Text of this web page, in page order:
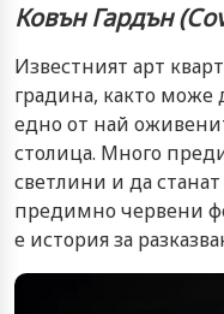
Ковън Гардън
Известният арт
градина, както може
едно от най
столица. Много
светлини и да
предимно червени
е история за